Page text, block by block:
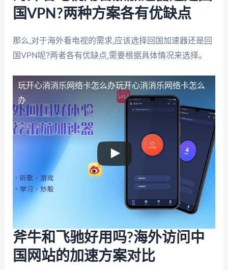
国VPN?两种方案各有优缺点
那么,对于海外看电视的需求,应该选择回国加速器还是回
国VPN呢?两者各有优缺点,需要根据具体情况来选择。
玩开心消消乐网络卡怎么办玩开心消消乐网络卡怎么
办
斧牛和飞驰好用吗?海外访问中
国网站的加速方案对比